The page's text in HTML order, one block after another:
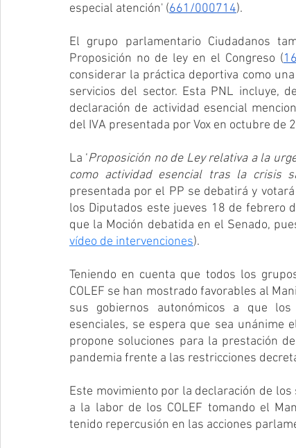
especial atención' (661/000714).
El grupo parlamentario Ciudadanos
Proposición no de ley en el Congreso (
considerar la práctica deportiva como
servicios del sector. Esta PNL incluye,
declaración de actividad esencial
del IVA presentada por Vox en octubre de
La ‘Proposición no de Ley relativa a la
como actividad esencial tras la crisis
presentada por el PP se debatirá y
los Diputados este jueves 18 de febrero
que la Moción debatida en el Senado,
vídeo de intervenciones).
Teniendo en cuenta que todos los
COLEF se han mostrado favorables al
sus gobiernos autonómicos a que
esenciales, se espera que sea unánime
propone soluciones para la prestación
pandemia frente a las restricciones
Este movimiento por la declaración de los
a la labor de los COLEF tomando el
tenido repercusión en las acciones